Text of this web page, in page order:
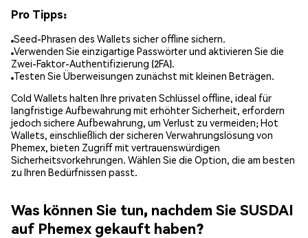
Pro Tipps:
Seed-Phrasen des Wallets sicher offline sichern.
Verwenden Sie einzigartige Passwörter und aktivieren Sie die
Zwei-Faktor-Authentifizierung (2FA).
Testen Sie Überweisungen zunächst mit kleinen Beträgen.
Cold Wallets halten Ihre privaten Schlüssel offline, ideal für
langfristige Aufbewahrung mit erhöhter Sicherheit, erfordern
jedoch sichere Aufbewahrung, um Verlust zu vermeiden; Hot
Wallets, einschließlich der sicheren Verwahrungslösung von
Phemex, bieten Zugriff mit vertrauenswürdigen
Sicherheitsvorkehrungen. Wählen Sie die Option, die am besten
zu Ihren Bedürfnissen passt.
Was können Sie tun, nachdem Sie SUSDAI
auf Phemex gekauft haben?